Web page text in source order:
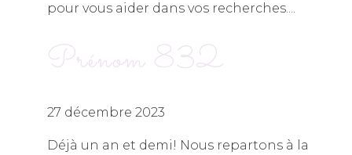
pour vous aider dans vos recherches....
Prénom 832
27 décembre 2023
Déjà un an et demi! Nous repartons à la